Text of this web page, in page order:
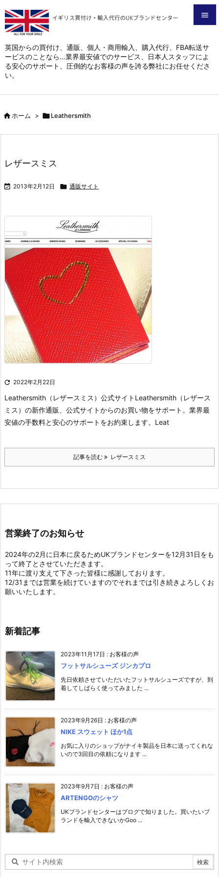
英国からの買付け、通販、個人・商用輸入、購入代行、FBA転送サ
ービスのことなら…業界最安値でのサービス、日本人スタッフによ
る安心のサポート、圧倒的なお客様の声を誇る弊社にお任せくださ
い。

メニュ

サイド
前へ

ホーム > Leathersmith
レザースミス
 2013年2月12日  通販サイト
 2022年2月22日
Leathersmith（レザースミス）公式サイト Leathersmith（レザース
ミス）の新作通販、公式サイトからのお買い物をサポート。業界最
安値の手数料と安心のサポートをお約束します。 Leat
記事を読む レザースミス
営業終了のお知らせ
2024年の2月に日本に戻るためUKブランドセンターを12月31日をも
って終了とさせていただきます。
11年に渡り支えて下さった皆様に感謝しております。
12/31までは営業を続けていますのでそれまでは引き続きよろしくお
願いいたします。
新着記事
2023年11月17日 : お客様の声
フットサルシューズ ジンカプロ
先日依頼させていただいたフットサルシューズですが、到
着してしばらく使ってみました ...
2023年9月26日 : お客様の声
NIKE スウェット ほか1点
お気に入りのショップがナイキ製品を日本に送ってくれな
いので3回目の依頼になります ...
2023年9月7日 : お客様の声
ARTENGOのシャツ
UKブランドセンターはブログで知りました。買いたいブ
ランドを輸入できないかGoo ...